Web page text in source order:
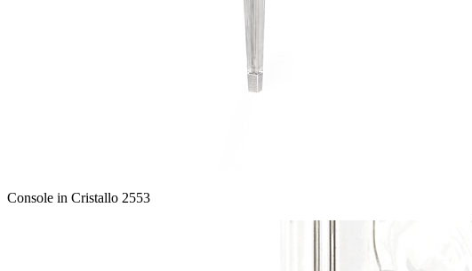
Console in Cristallo 2553